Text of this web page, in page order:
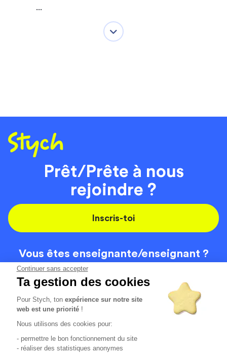
Continuer sans accepter
Ta gestion des cookies
Pour Stych, tonexpérience sur notre site
web est une priorité !
Nous utilisons des cookies pour:
- permettre le bon fonctionnement du site
- réaliser des statistiques anonymes
...
Prêt/Prête à nous
rejoindre ?
Inscris-toi
Vous êtes enseignante/enseignant ?
On recrute
Code de la route
Localisation
Contact